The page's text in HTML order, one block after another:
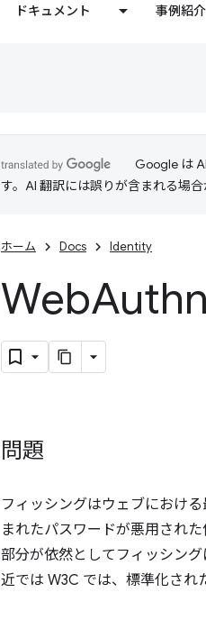
ドキュメント 事例紹介
Google は
す。AI 翻訳には誤りが含まれる場合
ホーム Docs Identity
Web
問題
フィッシングはウェブにおけ
まれたパスワードが悪用され
部分が依然としてフィッシン
近では W3C では、標準化され